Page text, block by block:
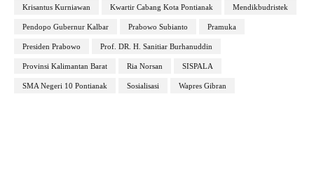
Krisantus Kurniawan Kwartir Cabang Kota Pontianak Mendikbudristek
Pendopo Gubernur Kalbar Prabowo Subianto Pramuka
Presiden Prabowo Prof. DR. H. Sanitiar Burhanuddin
Provinsi Kalimantan Barat Ria Norsan SISPALA
SMA Negeri 10 Pontianak Sosialisasi Wapres Gibran